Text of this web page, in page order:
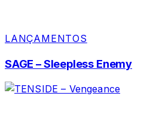
LANÇAMENTOS
SAGE – Sleepless Enemy